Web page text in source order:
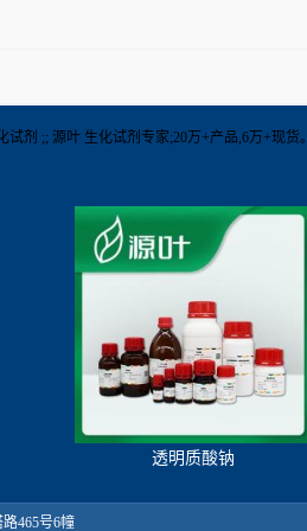
剂 ;; 源叶 生化试剂专家;20万+产品,6万+现货。
透明质酸钠
465号6幢